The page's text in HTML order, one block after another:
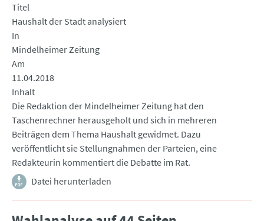
Titel
Haushalt der Stadt analysiert
In
Mindelheimer Zeitung
Am
11.04.2018
Inhalt
Die Redaktion der Mindelheimer Zeitung hat den
Taschenrechner herausgeholt und sich in mehreren
Beiträgen dem Thema Haushalt gewidmet. Dazu
veröffentlicht sie Stellungnahmen der Parteien, eine
Redakteurin kommentiert die Debatte im Rat.
Datei herunterladen